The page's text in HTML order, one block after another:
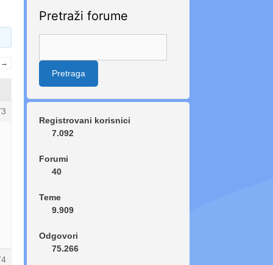
→
Pretraži forume
Registrovani korisnici
7.092
Forumi
40
Teme
9.909
Odgovori
75.266